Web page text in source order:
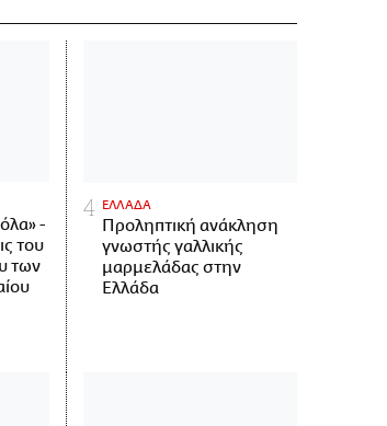
-
του
των
ΕΛΛΑΔΑ
Προληπτική ανάκληση
γνωστής γαλλικής
μαρμελάδας στην
Ελλάδα